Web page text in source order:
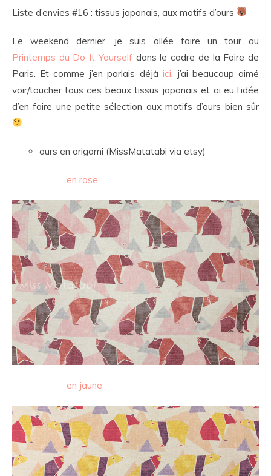
Liste d’envies #16 : tissus japonais, aux motifs d’ours
Le weekend dernier, je suis allée faire un tour au
Printemps du Do It Yourselfdans le cadre de la Foire de
Paris. Et comme j’en parlais déjà ici , j’ai beaucoup aimé
voir/toucher tous ces beaux tissus japonais et ai eu l’idée
d’en faire une petite sélection aux motifs d’ours bien sûr
ours en origami (MissMatatabi via etsy)
en rose
en jaune